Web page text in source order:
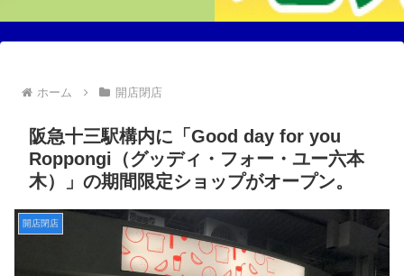
ホーム 開店閉店
阪急十三駅構内に「Good day for you
Roppongi（グッディ・フォー・ユー六本
木）」の期間限定ショップがオープン。
開店閉店